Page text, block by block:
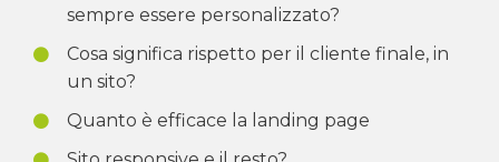
sempre essere personalizzato?
Cosa significa rispetto per il cliente finale, in
un sito?
Quanto è efficace la landing page